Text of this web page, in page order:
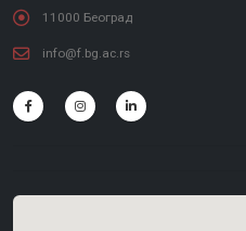
11000 Београд
info@f.bg.ac.rs